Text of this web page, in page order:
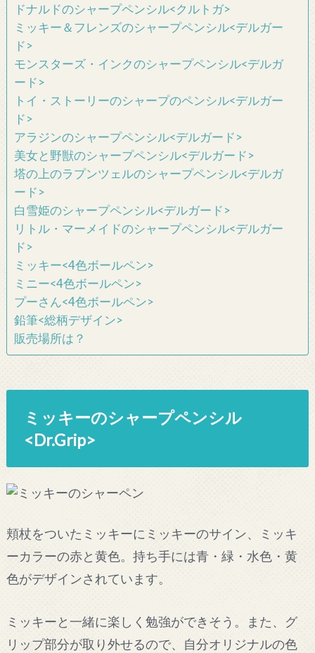
ドナルドのシャープペンシル<クルトガ>
ミッキー＆フレンズのシャープペンシル<デルガー
ド>
モンスターズ・インクのシャープペンシル<デルガ
ード>
トイ・ストーリーのシャープのペンシル<デルガー
ド>
アラジンのシャープペンシル<デルガード>
美女と野獣のシャープペンシル<デルガード>
塔の上のラプンツェルのシャープペンシル<デルガ
ード>
白雪姫のシャープペンシル<デルガード>
リトル・マーメイドのシャープペンシル<デルガー
ド>
ミッキー<4色ボールペン>
ミニー<4色ボールペン>
プーさん<4色ボールペン>
鉛筆<総柄デザイン>
販売場所は？
ミッキーのシャープペンシル
<Dr.Grip>
頬杖をついたミッキーにミッキーのサイン、ミッキ
ーカラーの赤と黄色。持ち手には青・緑・水色・黄
色がデザインされています。
ミッキーと一緒に楽しく勉強ができそう。また、グ
リップ部分が取り外せるので、自分オリジナルの色